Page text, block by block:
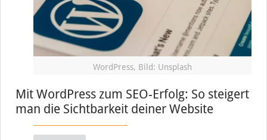
WordPress, Bild: Unsplash
Mit WordPress zum SEO-Erfolg: So steigert
man die Sichtbarkeit deiner Website